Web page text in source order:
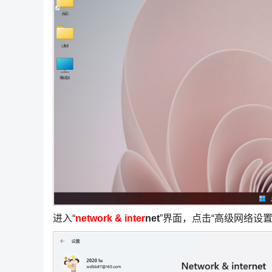
进入“network & internet”界面，点击“高级网络设